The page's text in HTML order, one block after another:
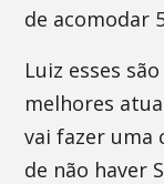
de acomodar
Luiz esses
melhores
vai fazer uma
de não haver